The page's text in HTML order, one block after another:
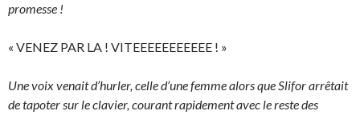
promesse !
« VENEZ PAR LA ! VITEEEEEEEEEEE ! »
Une voix venait d’hurler, celle d’une femme alors que Slifor arrêtait
de tapoter sur le clavier, courant rapidement avec le reste des